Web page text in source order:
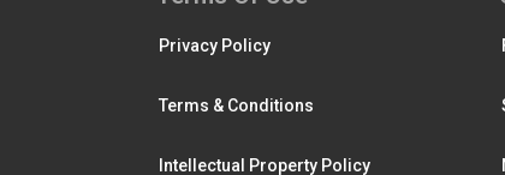
Privacy Policy
Terms & Conditions
Intellectual Property Policy